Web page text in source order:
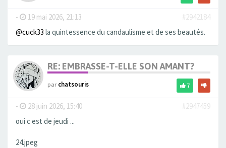
- 19 mai 2026, 21:13
#2942184
@cuck33 la quintessence du candaulisme et de ses beautés.
RE: EMBRASSE-T-ELLE SON AMANT?
parchatsouris 7
- 28 juin 2026, 15:40
#2947459
oui c est de jeudi ...
24.jpeg